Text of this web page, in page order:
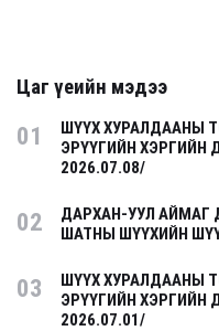
Цаг үеийн мэдээ
01
ШҮҮХ ХУРАЛДААНЫ
ЭРҮҮГИЙН
2026.07.08/
02
ДАРХАН-УУЛ АЙМАГ
ШАТНЫ ШҮҮХИЙН
03
ШҮҮХ ХУРАЛДААНЫ
ЭРҮҮГИЙН
2026.07.01/